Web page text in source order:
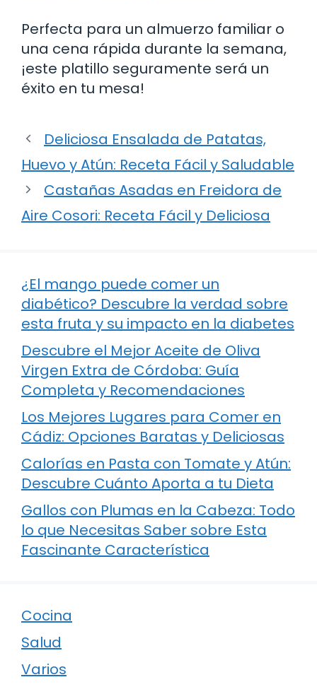
Perfecta para un almuerzo familiar o
una cena rápida durante la semana,
¡este platillo seguramente será un
éxito en tu mesa!
Deliciosa Ensalada de Patatas,
Huevo y Atún: Receta Fácil y Saludable
Castañas Asadas en Freidora de
Aire Cosori: Receta Fácil y Deliciosa
¿El mango puede comer un
diabético? Descubre la verdad sobre
esta fruta y su impacto en la diabetes
Descubre el Mejor Aceite de Oliva
Virgen Extra de Córdoba: Guía
Completa y Recomendaciones
Los Mejores Lugares para Comer en
Cádiz: Opciones Baratas y Deliciosas
Calorías en Pasta con Tomate y Atún:
Descubre Cuánto Aporta a tu Dieta
Gallos con Plumas en la Cabeza: Todo
lo que Necesitas Saber sobre Esta
Fascinante Característica
Cocina
Salud
Varios